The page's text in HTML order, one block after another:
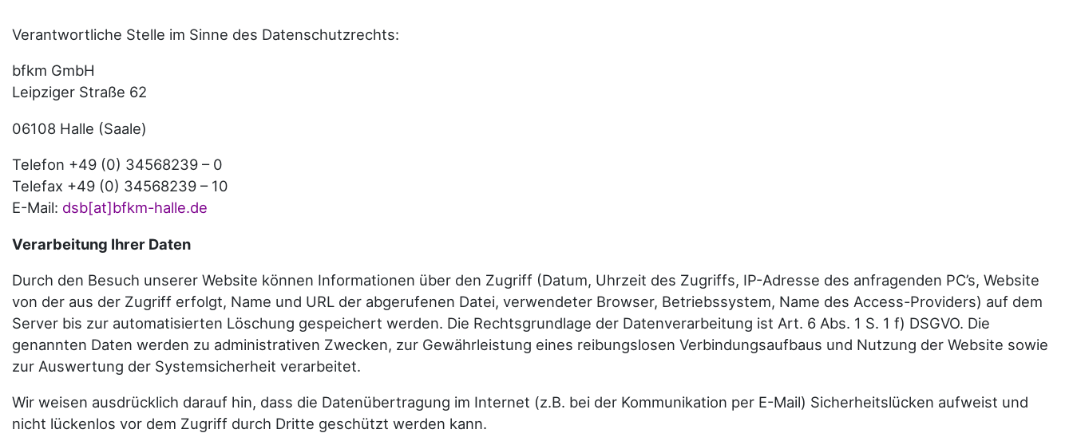
Verantwortliche Stelle im Sinne des Datenschutzrechts:
bfkm GmbH
Leipziger Straße 62
06108 Halle (Saale)
Telefon +49 (0) 34568239 – 0
Telefax +49 (0) 34568239 – 10
E-Mail: dsb[at]bfkm-halle.de
Verarbeitung Ihrer Daten
Durch den Besuch unserer Website können Informationen über den Zugriff (Datum, Uhrzeit des Zugriffs, IP-Adresse des anfragenden PC’s, Website
von der aus der Zugriff erfolgt, Name und URL der abgerufenen Datei, verwendeter Browser, Betriebssystem, Name des Access-Providers) auf dem
Server bis zur automatisierten Löschung gespeichert werden. Die Rechtsgrundlage der Datenverarbeitung ist Art. 6 Abs. 1 S. 1 f) DSGVO. Die
genannten Daten werden zu administrativen Zwecken, zur Gewährleistung eines reibungslosen Verbindungsaufbaus und Nutzung der Website sowie
zur Auswertung der Systemsicherheit verarbeitet.
Wir weisen ausdrücklich darauf hin, dass die Datenübertragung im Internet (z.B. bei der Kommunikation per E-Mail) Sicherheitslücken aufweist und
nicht lückenlos vor dem Zugriff durch Dritte geschützt werden kann.